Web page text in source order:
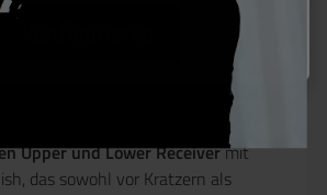
deutlich erhöht. Diese
Verschleiß und steigert die
unter wechselnden
verfügt über einen
Upper und Lower Receivermit
das sowohl vor Kratzern als